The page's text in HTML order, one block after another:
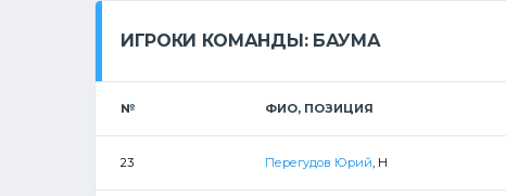
ИГРОКИ КОМАНДЫ: БАУМА
№ ФИО, ПОЗИЦИЯ
23 Перегудов Юрий , Н